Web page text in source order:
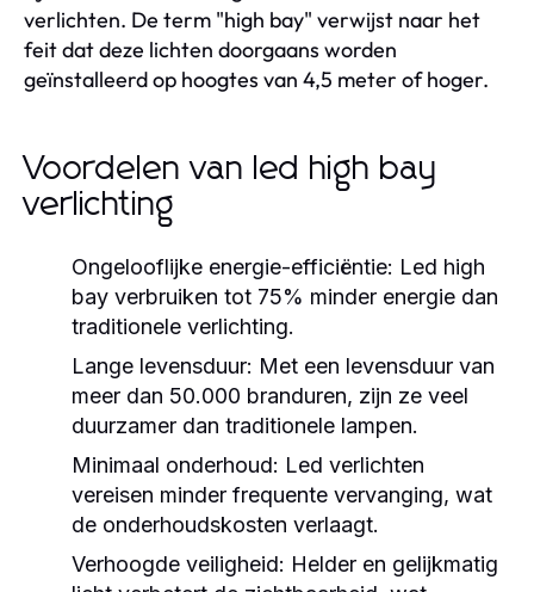
verlichten. De term "high bay" verwijst naar het
feit dat deze lichten doorgaans worden
geïnstalleerd op hoogtes van 4,5 meter of hoger.
Voordelen van led high bay
verlichting
Ongelooflijke energie-efficiëntie: Led high
bay verbruiken tot 75% minder energie dan
traditionele verlichting.
Lange levensduur: Met een levensduur van
meer dan 50.000 branduren, zijn ze veel
duurzamer dan traditionele lampen.
Minimaal onderhoud: Led verlichten
vereisen minder frequente vervanging, wat
de onderhoudskosten verlaagt.
Verhoogde veiligheid: Helder en gelijkmatig